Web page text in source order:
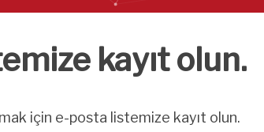
kayıt olun.
için e-posta listemize kayıt olun.